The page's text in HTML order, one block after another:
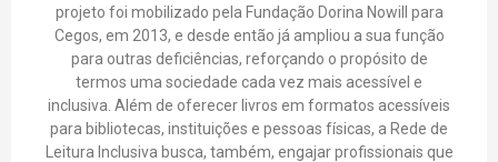
projeto foi mobilizado pela Fundação Dorina Nowill para
Cegos, em 2013, e desde então já ampliou a sua função
para outras deficiências, reforçando o propósito de
termos uma sociedade cada vez mais acessível e
inclusiva. Além de oferecer livros em formatos acessíveis
para bibliotecas, instituições e pessoas físicas, a Rede de
Leitura Inclusiva busca, também, engajar profissionais que